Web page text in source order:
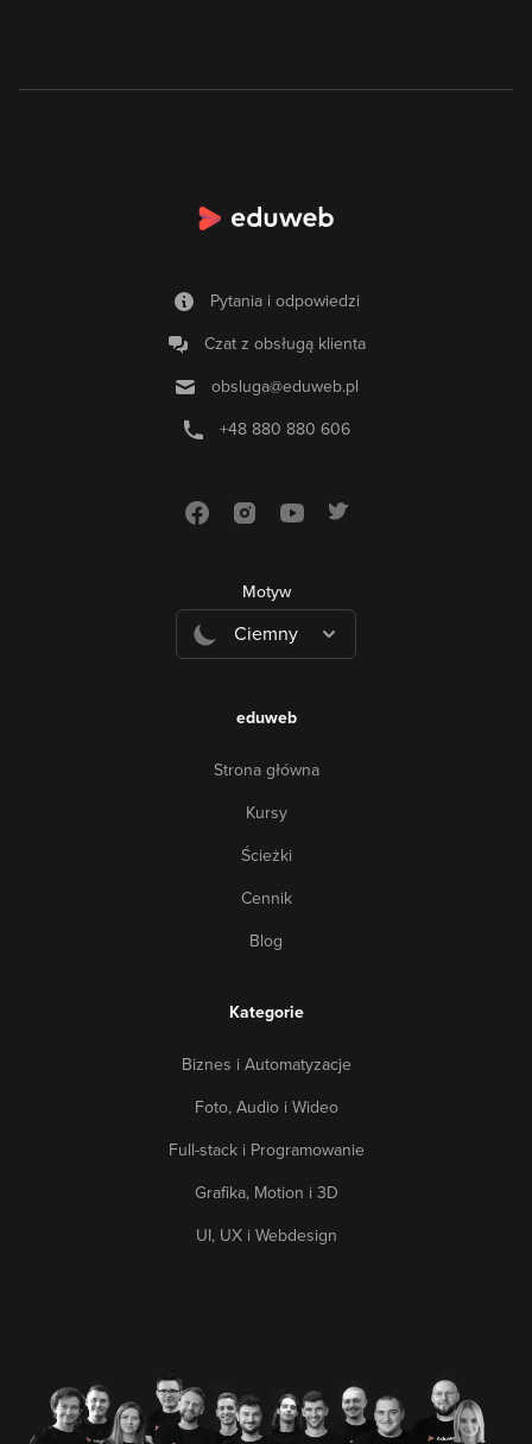
Pytania i odpowiedzi
Czat z obsługą klienta
obsluga@eduweb.pl
+48 880 880 606
Motyw
Ciemny
eduweb
Strona główna
Kursy
Ścieżki
Cennik
Blog
Kategorie
Biznes i Automatyzacje
Foto, Audio i Wideo
Full-stack i Programowanie
Grafika, Motion i 3D
UI, UX i Webdesign